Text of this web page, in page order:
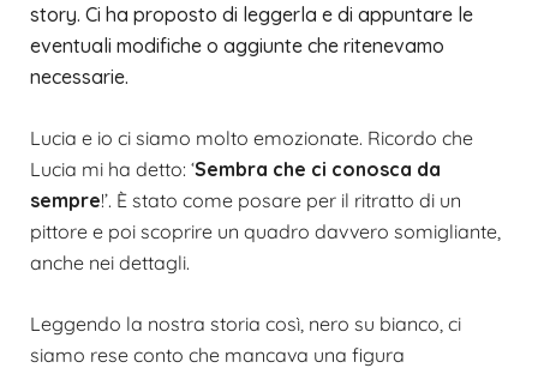
story. Ci ha proposto di leggerla e di appuntare le
eventuali modifiche o aggiunte che ritenevamo
necessarie.
Lucia e io ci siamo molto emozionate. Ricordo che
Lucia mi ha detto: ‘Sembra che ci conosca da
sempre!’. È stato come posare per il ritratto di un
pittore e poi scoprire un quadro davvero somigliante,
anche nei dettagli.
Leggendo la nostra storia così, nero su bianco, ci
siamo rese conto che mancava una figura